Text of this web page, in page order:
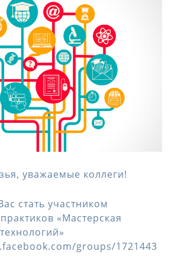
уважаемые коллеги!
стать участником
«Мастерская
groups/1721443